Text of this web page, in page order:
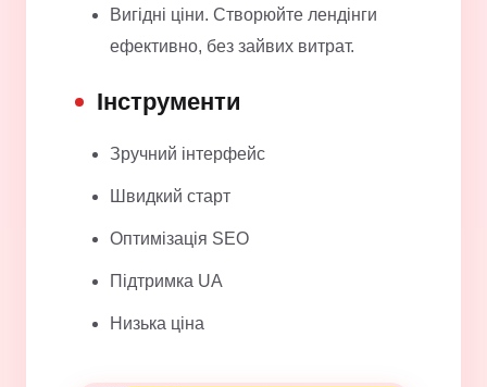
Вигідні ціни. Створюйте лендінги
ефективно, без зайвих витрат.
Інструменти
Зручний інтерфейс
Швидкий старт
Оптимізація SEO
Підтримка UA
Низька ціна